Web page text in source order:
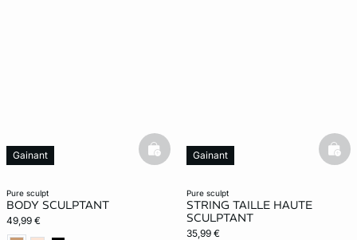
pure sculpt
BODY SCULPTANT
49,99 €
Gainant basketfull
pure sculpt
STRING TAILLE HAUTE
SCULPTANT
35,99 €
Gainant